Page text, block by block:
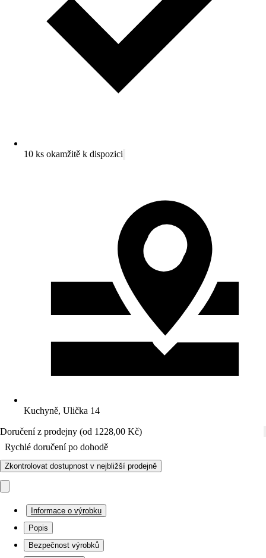
10 ks okamžitě k dispozici
Kuchyně, Ulička 14
Doručení z prodejny (od 1228,00 Kč)
Rychlé doručení po dohodě
Zkontrolovat dostupnost v nejbližší prodejně
Informace o výrobku
Popis
Bezpečnost výrobků